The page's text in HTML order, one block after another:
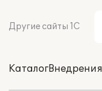
Другие сайты 1С
КаталогВнедрения